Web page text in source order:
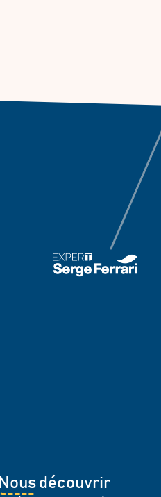
Nous découvrir